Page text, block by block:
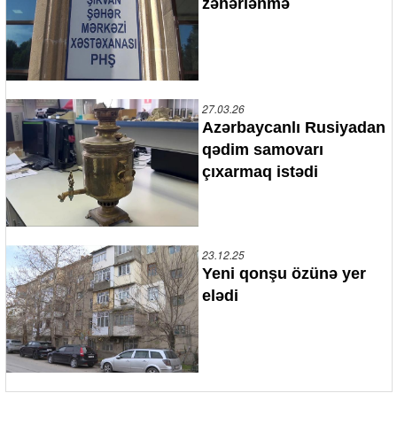
27.03.26
Azərbaycanlı Rusiyadan
qədim samovarı
çıxarmaq istədi
23.12.25
Yeni qonşu özünə yer
elədi